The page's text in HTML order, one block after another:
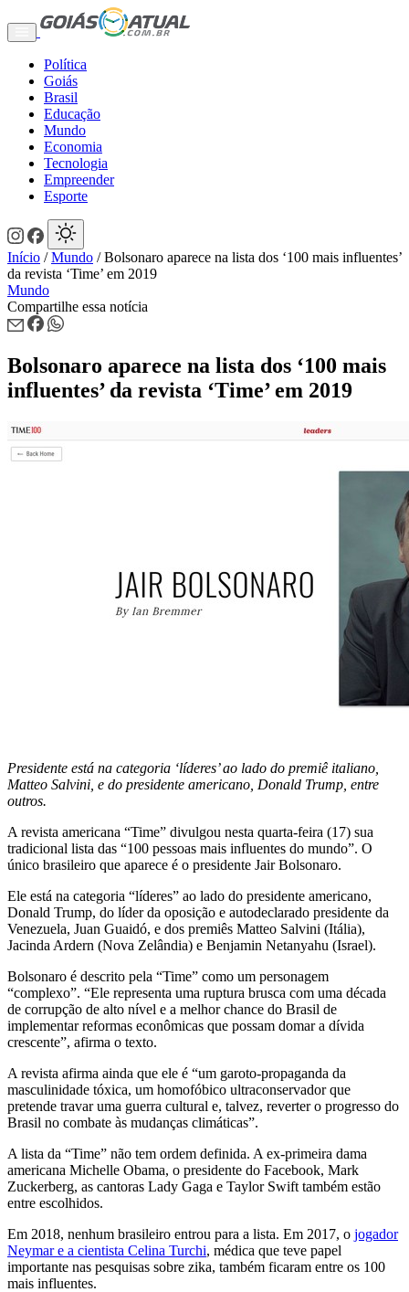
Política
Goiás
Brasil
Educação
Mundo
Economia
Tecnologia
Empreender
Esporte
Início / Mundo / Bolsonaro aparece na lista dos ‘100 mais influentes’
da revista ‘Time’ em 2019
Mundo
Compartilhe essa notícia
Bolsonaro aparece na lista dos ‘100 mais
influentes’ da revista ‘Time’ em 2019
Presidente está na categoria ‘líderes’ ao lado do premiê italiano,
Matteo Salvini, e do presidente americano, Donald Trump, entre
outros.
A revista americana “Time” divulgou nesta quarta-feira (17) sua
tradicional lista das “100 pessoas mais influentes do mundo”. O
único brasileiro que aparece é o presidente Jair Bolsonaro.
Ele está na categoria “líderes” ao lado do presidente americano,
Donald Trump, do líder da oposição e autodeclarado presidente da
Venezuela, Juan Guaidó, e dos premiês Matteo Salvini (Itália),
Jacinda Ardern (Nova Zelândia) e Benjamin Netanyahu (Israel).
Bolsonaro é descrito pela “Time” como um personagem
“complexo”. “Ele representa uma ruptura brusca com uma década
de corrupção de alto nível e a melhor chance do Brasil de
implementar reformas econômicas que possam domar a dívida
crescente”, afirma o texto.
A revista afirma ainda que ele é “um garoto-propaganda da
masculinidade tóxica, um homofóbico ultraconservador que
pretende travar uma guerra cultural e, talvez, reverter o progresso do
Brasil no combate às mudanças climáticas”.
A lista da “Time” não tem ordem definida. A ex-primeira dama
americana Michelle Obama, o presidente do Facebook, Mark
Zuckerberg, as cantoras Lady Gaga e Taylor Swift também estão
entre escolhidos.
Em 2018, nenhum brasileiro entrou para a lista. Em 2017, o jogador
Neymar e a cientista Celina Turchi, médica que teve papel
importante nas pesquisas sobre zika, também ficaram entre os 100
mais influentes.